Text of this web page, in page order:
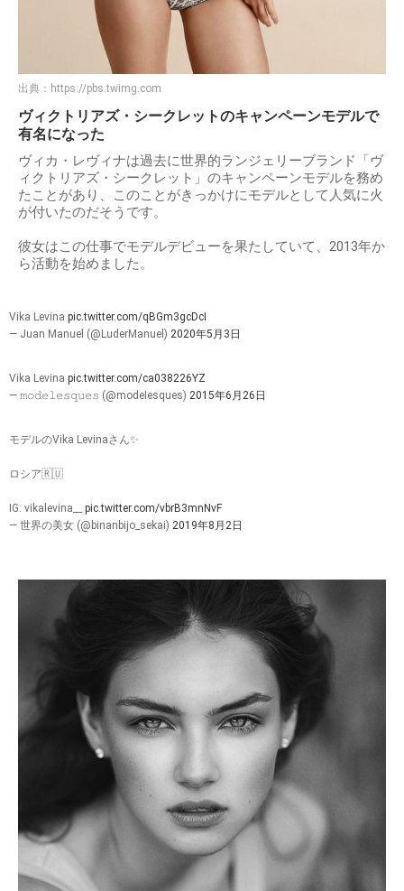
出典： https://pbs.twimg.com
ヴィクトリアズ・シークレットのキャンペーンモデルで
有名になった
ヴィカ・レヴィナは過去に世界的ランジェリーブランド「ヴ
ィクトリアズ・シークレット」のキャンペーンモデルを務め
たことがあり、このことがきっかけにモデルとして人気に火
が付いたのだそうです。
彼女はこの仕事でモデルデビューを果たしていて、2013年か
ら活動を始めました。
Vika Levina pic.twitter.com/qBGm3gcDcI
— Juan Manuel (@LuderManuel) 2020年5月3日
Vika Levina pic.twitter.com/ca038226YZ
— 𝚖𝚘𝚍𝚎𝚕𝚎𝚜𝚚𝚞𝚎𝚜 (@modeIesques) 2015年6月26日
モデルのVika Levinaさん✨
ロシア🇷🇺
IG: vikalevina__ pic.twitter.com/vbrB3mnNvF
— 世界の美女 (@binanbijo_sekai) 2019年8月2日